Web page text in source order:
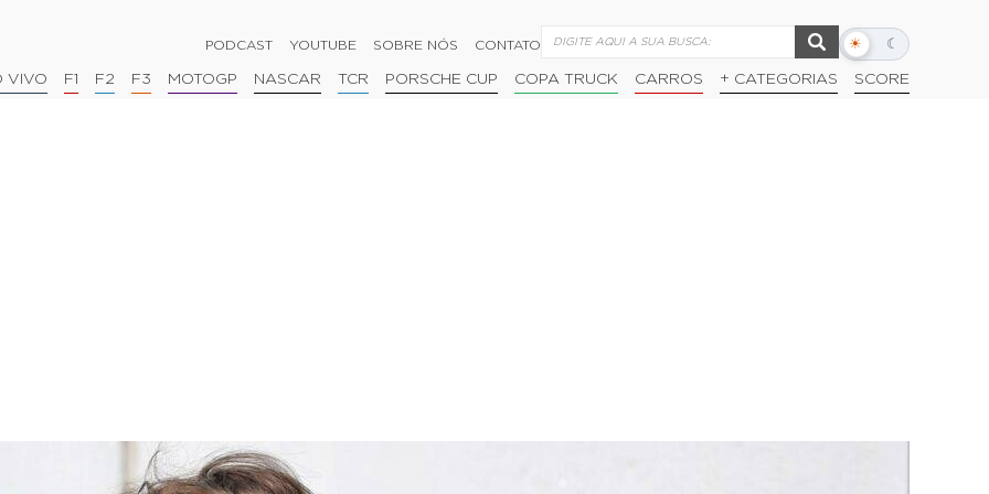
PODCAST YOUTUBE SOBRE NÓS CONTATO ☀ ☾
Alternar
escuro
VIVO F1 F2 F3 MOTOGP NASCAR TCR PORSCHE CUP COPA TRUCK CARROS + CATEGORIAS SCORE